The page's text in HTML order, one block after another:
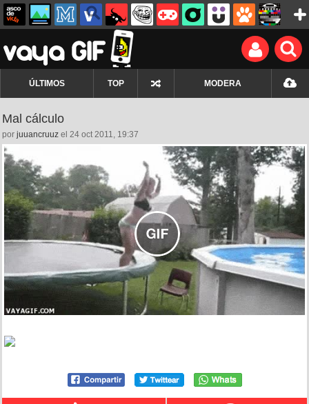
ÚLTIMOS TOP MODERA
Mal cálculo
por juuancruuz el 24 oct 2011, 19:37